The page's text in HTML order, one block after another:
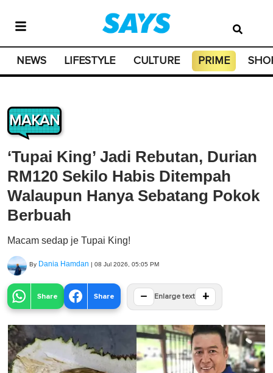
NEWS LIFESTYLE CULTURE PRIME
MAKAN
‘Tupai King’ Jadi Rebutan, Durian
RM120 Sekilo Habis Ditempah
Walaupun Hanya Sebatang Pokok
Berbuah
Macam sedap je Tupai King!
By Dania Hamdan | 08 Jul 2026, 05:05 PM
Share Share − Enlarge text +